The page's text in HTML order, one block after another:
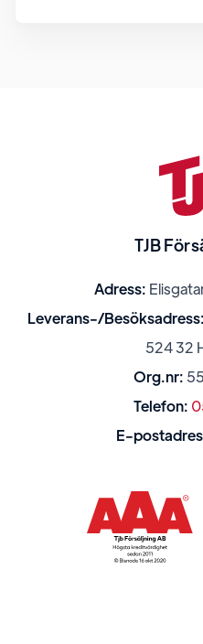
TJB
Adress:
Leverans-/Besöksadress:
524 32
Org.nr:
Telefon:
E-